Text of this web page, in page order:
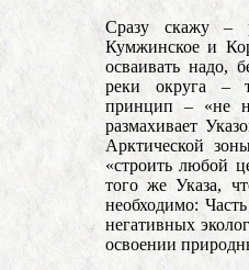
Сразу скажу –
Кумжинское и
осваивать надо,
реки округа –
принцип – «не
размахивает
Арктической
«строить любой
того же Указа,
необходимо:
негативных
освоении